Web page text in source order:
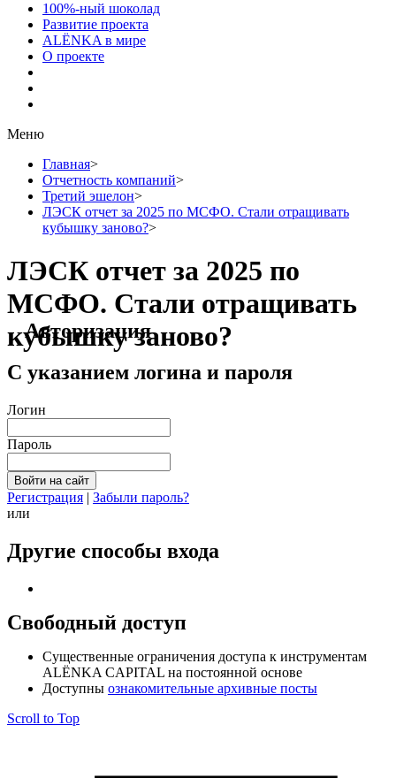
100%-ный шоколад
Развитие проекта
ALЁNKA в мире
О проекте
Меню
Главная>
Отчетность компаний>
Третий эшелон>
ЛЭСК отчет за 2025 по МСФО. Стали отращивать
кубышку заново?>
ЛЭСК отчет за 2025 по
МСФО. Стали отращивать
кубышку заново?
Авторизация
С указанием логина и пароля
Логин
Пароль
Регистрация | Забыли пароль?
или
Другие способы входа
Свободный доступ
Cущественные ограничения доступа к инструментам
ALЁNKA CAPITAL на постоянной основе
Доступны ознакомительные архивные посты
Scroll to Top